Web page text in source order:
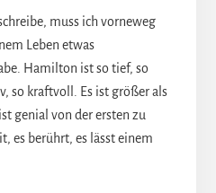
muss ich vorneweg
Leben etwas
Hamilton ist so tief, so
so kraftvoll. Es ist größer als
genial von der ersten zu
es berührt, es lässt einem